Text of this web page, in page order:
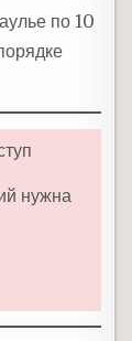
по 10
нужна